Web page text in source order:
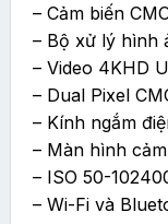
– Cảm biến
– Bộ xử lý hình
– Video 4KHD
– Dual Pixel
– Kính ngắm
– Màn hình
– ISO 50-
– Wi-Fi và